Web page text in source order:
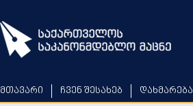
მთავარი ჩვენ შესახებ დახმარება